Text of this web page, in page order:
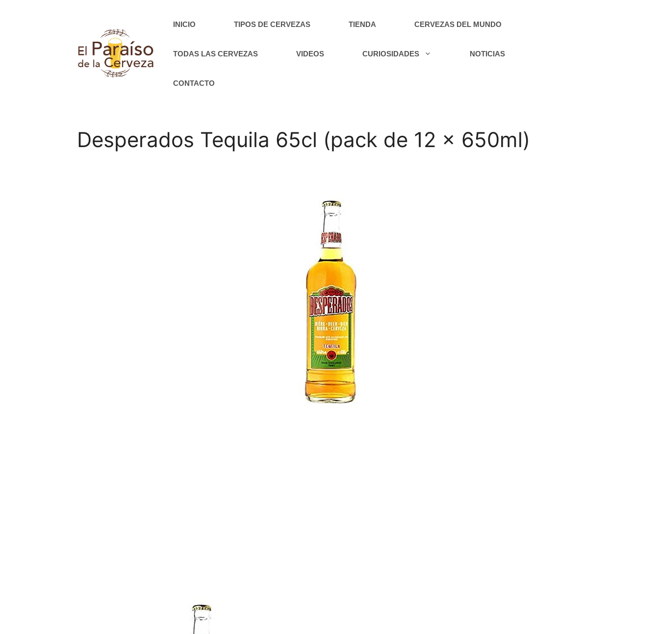
INICIO TIPOS DE CERVEZAS TIENDA CERVEZAS DEL MUNDO
TODAS LAS CERVEZAS VIDEOS CURIOSIDADES NOTICIAS
CONTACTO
Desperados Tequila 65cl (pack de 12 x 650ml)